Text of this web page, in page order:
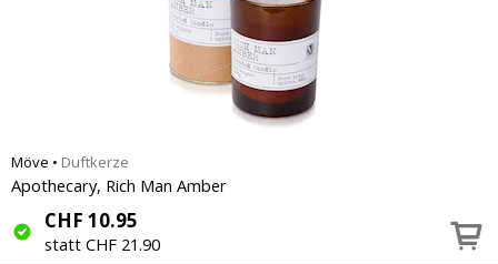
Möve • Duftkerze
Apothecary, Rich Man Amber
CHF 10.95
statt CHF 21.90